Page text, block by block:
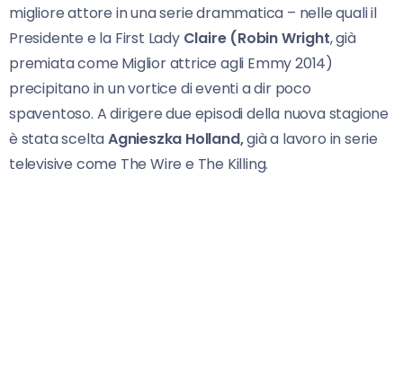
migliore attore in una serie drammatica – nelle quali il
Presidente e la First LadyClaire (Robin Wright, già
premiata come Miglior attrice agli Emmy 2014)
precipitano in un vortice di eventi a dir poco
spaventoso. A dirigere due episodi della nuova stagione
è stata sceltaAgnieszka Holland,già a lavoro in serie
televisive come The Wire e The Killing.